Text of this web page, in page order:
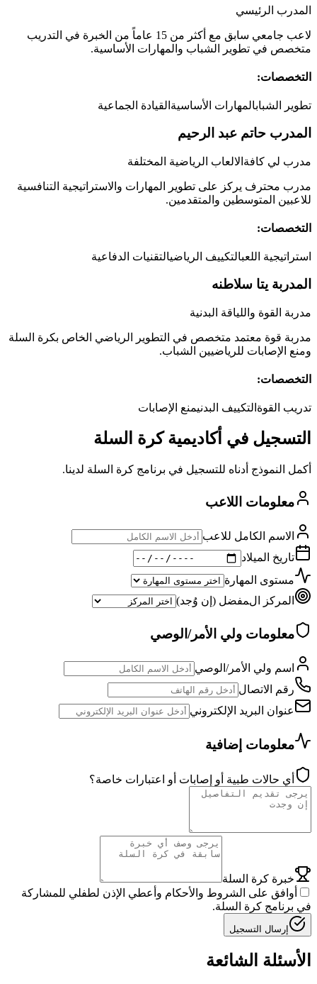
المدرب الرئيسي
لاعب جامعي سابق مع أكثر من 15 عاماً من الخبرة في التدريب
متخصص في تطوير الشباب والمهارات الأساسية.
التخصصات:
تطوير الشبابالمهارات الأساسية القيادة الجماعية
المدرب حاتم عبد الرحيم
مدرب لي كافةالالعاب الرياضية المختلفة
مدرب محترف يركز على تطوير المهارات والاستراتيجية التنافسية
للاعبين المتوسطين والمتقدمين.
التخصصات:
استراتيجية اللعبالتكييف الرياضيالتقنيات الدفاعية
المدربة يتا سلاطنه
مدربة القوة واللياقة البدنية
مدربة قوة معتمد متخصص في التطوير الرياضي الخاص بكرة السلة
ومنع الإصابات للرياضيين الشباب.
التخصصات:
تدريب القوة التكييف البدنيمنع الإصابات
التسجيل في أكاديمية كرة السلة
أكمل النموذج أدناه للتسجيل في برنامج كرة السلة لدينا.
معلومات اللاعب
الاسم الكامل للاعب
تاريخ الميلاد
مستوى المهارة
المركز المفضل (إن وُجد)
معلومات ولي الأمر/الوصي
اسم ولي الأمر/الوصي
رقم الاتصال
عنوان البريد الإلكتروني
معلومات إضافية
أي حالات طبية أو إصابات أو اعتبارات خاصة؟
خبرة كرة السلة
أوافق على الشروط والأحكام وأعطي الإذن لطفلي للمشاركة
في برنامج كرة السلة.
إرسال التسجيل
الأسئلة الشائعة